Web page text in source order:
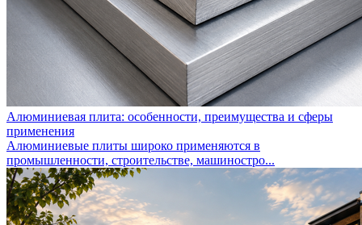
Алюминиевая плита: особенности, преимущества и сферы
применения
Алюминиевые плиты широко применяются в
промышленности, строительстве, машиностро...